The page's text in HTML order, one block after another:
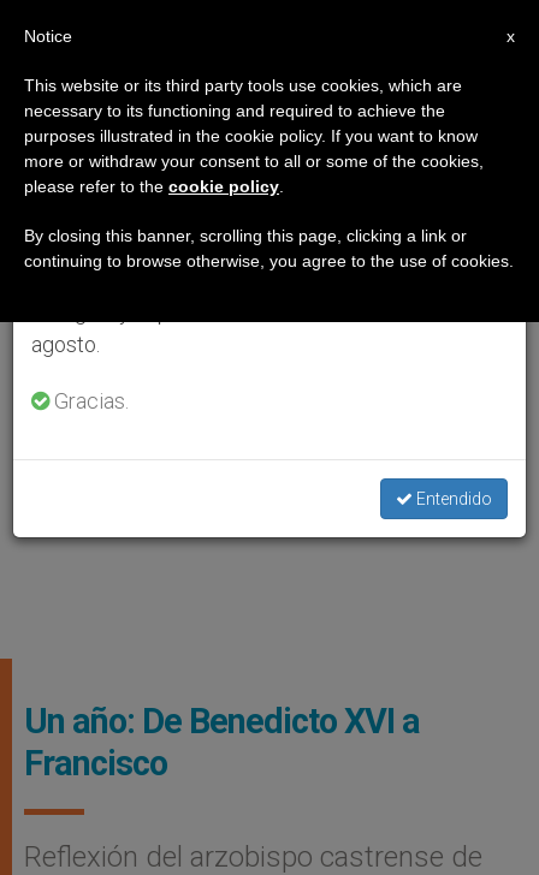
Un año: De Benedicto XVI a
Francisco
Reflexión del arzobispo castrense de
×
Aviso importante
Del 27 de julio al 7 de agosto haremos la pausa
anual, aprovechando que en el periodo de verano
se generan menos informaciones y también el
agosto.
Gracias.
Entendido
x
Notice
This website or its third party tools use cookies, which are
necessary to its functioning and required to achieve the
purposes illustrated in the cookie policy. If you want to know
more or withdraw your consent to all or some of the cookies,
please refer to the cookie policy
By closing this banner, scrolling this page, clicking a link or
continuing to browse otherwise, you agree to the use of cookies.